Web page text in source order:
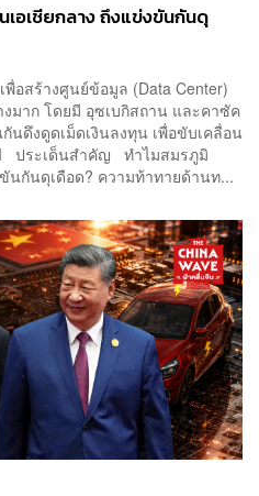
อเชียกลาง ถึงแข่งขันกันดุ
อสร้างศูนย์ข้อมูล (Data Center)
งมาก โดยมี อุซเบกิสถาน และคาซัค
ดึงดูดเม็ดเงินลงทุน เพื่อขับเคลื่อน
ประเด็นสำคัญ ทำไมสมรภูมิ
นกันดุเดือด? ความท้าทายด้านท...